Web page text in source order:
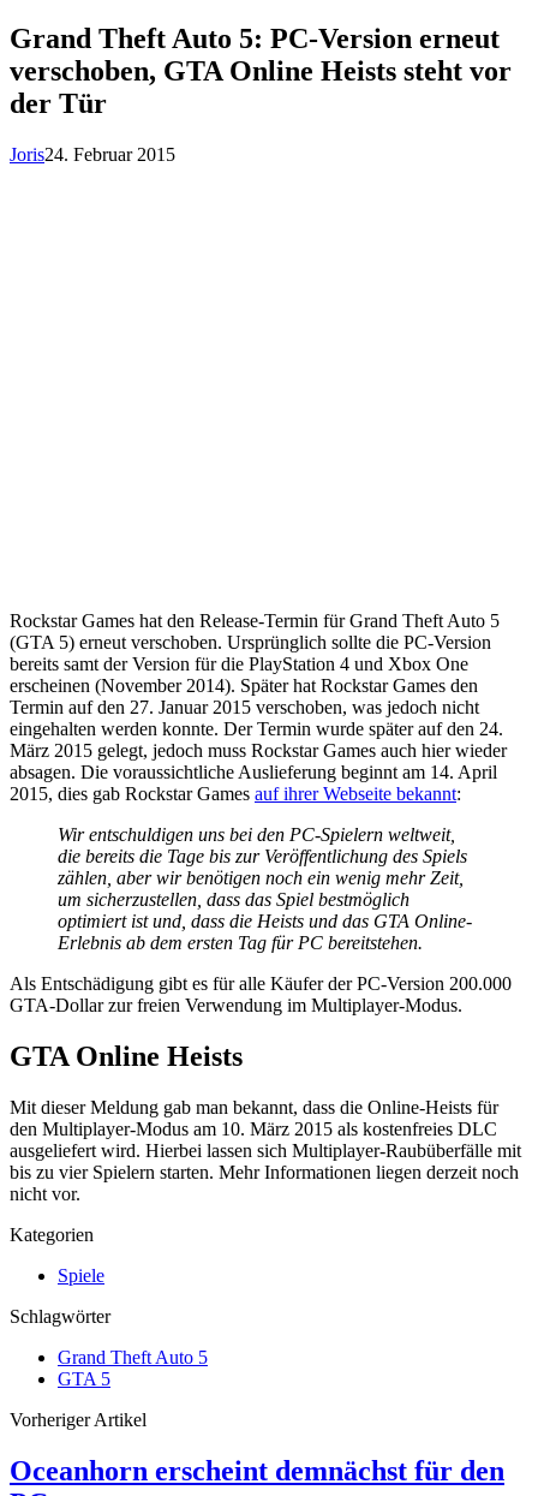
Grand Theft Auto 5: PC-Version erneut
verschoben, GTA Online Heists steht vor
der Tür
Joris24. Februar 2015
Rockstar Games hat den Release-Termin für Grand Theft Auto 5
(GTA 5) erneut verschoben. Ursprünglich sollte die PC-Version
bereits samt der Version für die PlayStation 4 und Xbox One
erscheinen (November 2014). Später hat Rockstar Games den
Termin auf den 27. Januar 2015 verschoben, was jedoch nicht
eingehalten werden konnte. Der Termin wurde später auf den 24.
März 2015 gelegt, jedoch muss Rockstar Games auch hier wieder
absagen. Die voraussichtliche Auslieferung beginnt am 14. April
2015, dies gab Rockstar Games auf ihrer Webseite bekannt:
Wir entschuldigen uns bei den PC-Spielern weltweit,
die bereits die Tage bis zur Veröffentlichung des Spiels
zählen, aber wir benötigen noch ein wenig mehr Zeit,
um sicherzustellen, dass das Spiel bestmöglich
optimiert ist und, dass die Heists und das GTA Online-
Erlebnis ab dem ersten Tag für PC bereitstehen.
Als Entschädigung gibt es für alle Käufer der PC-Version 200.000
GTA-Dollar zur freien Verwendung im Multiplayer-Modus.
GTA Online Heists
Mit dieser Meldung gab man bekannt, dass die Online-Heists für
den Multiplayer-Modus am 10. März 2015 als kostenfreies DLC
ausgeliefert wird. Hierbei lassen sich Multiplayer-Raubüberfälle mit
bis zu vier Spielern starten. Mehr Informationen liegen derzeit noch
nicht vor.
Kategorien
Spiele
Schlagwörter
Grand Theft Auto 5
GTA 5
Vorheriger Artikel
Oceanhorn erscheint demnächst für den